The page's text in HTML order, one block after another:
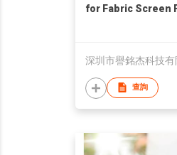
for Fabric Screen
深圳市譽銘杰科技有
查詢